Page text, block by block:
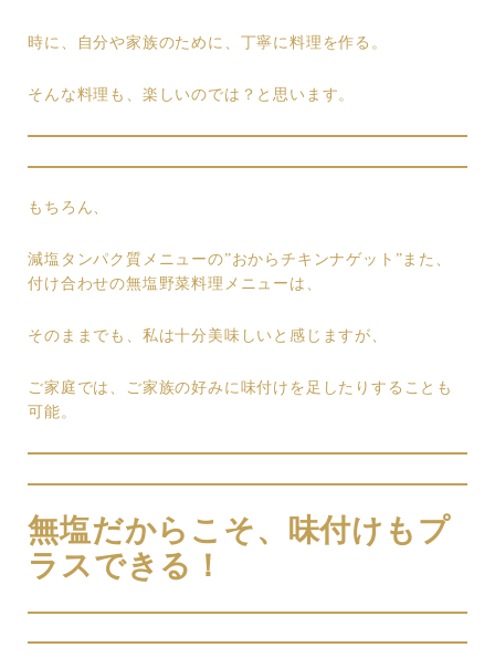
時に、自分や家族のために、丁寧に料理を作る。
そんな料理も、楽しいのでは？と思います。
もちろん、
減塩タンパク質メニューの”おからチキンナゲット”また、
付け合わせの無塩野菜料理メニューは、
そのままでも、私は十分美味しいと感じますが、
ご家庭では、ご家族の好みに味付けを足したりすることも
可能。
無塩だからこそ、味付けもプ
ラスできる！